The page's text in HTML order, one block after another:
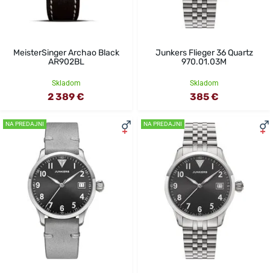
MeisterSinger Archao Black
AR902BL
Skladom
2 389 €
Junkers Flieger 36 Quartz
970.01.03M
Skladom
385 €
NA PREDAJNI NA PREDAJNI